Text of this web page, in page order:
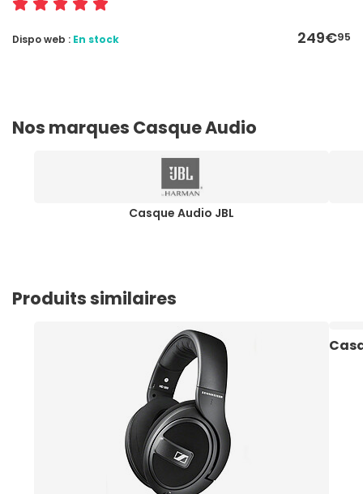
249€95
Dispo web : En stock
Nos marques Casque Audio
Casque Audio JBL
Produits similaires